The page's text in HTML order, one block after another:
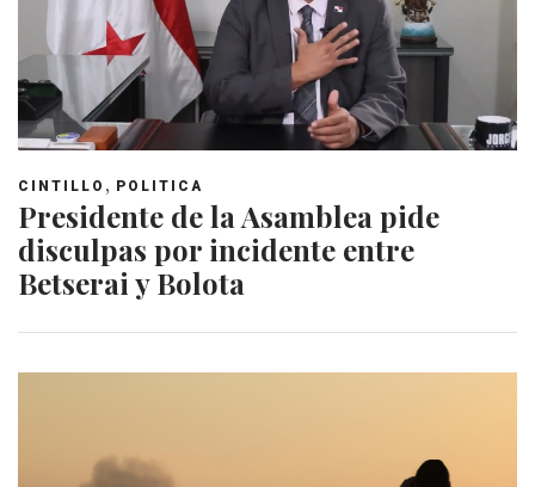
CINTILLO , POLITICA
Presidente de la Asamblea pide
disculpas por incidente entre
Betserai y Bolota